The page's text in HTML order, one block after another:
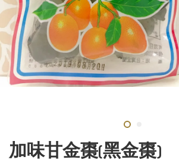
加味甘金棗(黑金棗)